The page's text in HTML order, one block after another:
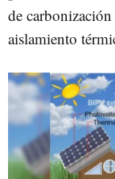
de
aislamiento